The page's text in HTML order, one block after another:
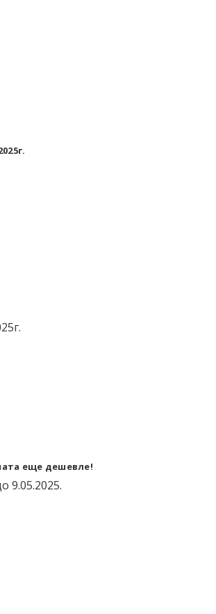
еще дешевле!
9.05.2025.